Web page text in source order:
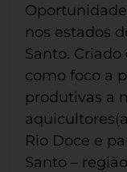
nos estados
Santo.
como foco a
produtivas a
Rio Doce e
Santo –